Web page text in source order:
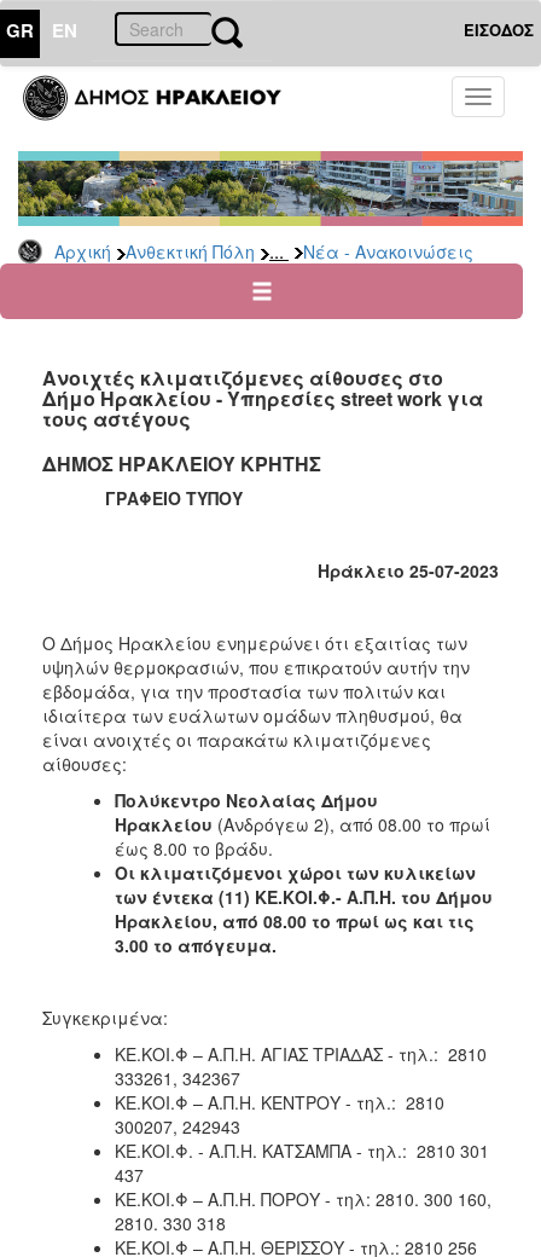
GR EN ΕΙΣΟΔΟΣ
Toggle
Αρχική Ανθεκτική Πόλη ... Νέα - Ανακοινώσεις
ΑΝΘΕΚΤΙΚΗ
ΠΟΛΗ
Κοινωνική
Πολιτική
Νέα
Ανακοινώσεις
για
Οικονομική
Αδυναμία
Φυσικές
Καταστροφές
Κέντρα
Δημιουργικής
Απασχόλησης
Παιδιών
(Κ.Δ.Α.Π.)
Κέντρα
Ημερήσιας
Φροντίδας
Ηλικιωμένων
(Κ.Η.Φ.Η.)
Κ.Δ.Α.Π.Α.μεΑ.
Αδειοδότηση
Βρεφονηπιακών
Σταθμών
Δημοτικό
Ιατρείο
Ξενώνας
Φιλοξενίας
Γυναικών
Κέντρο
Κοινότητας
Ανοιχτές κλιματιζόμενες αίθουσες στο
Δήμο Ηρακλείου - Υπηρεσίες street work για
τους αστέγους
ΔΗΜΟΣ ΗΡΑΚΛΕΙΟΥ ΚΡΗΤΗΣ
ΓΡΑΦΕΙΟ ΤΥΠΟΥ
Ηράκλειο 25-07-2023
Ο Δήμος Ηρακλείου ενημερώνει ότι εξαιτίας των
υψηλών θερμοκρασιών, που επικρατούν αυτήν την
εβδομάδα, για την προστασία των πολιτών και
ιδιαίτερα των ευάλωτων ομάδων πληθυσμού, θα
είναι ανοιχτές οι παρακάτω κλιματιζόμενες
αίθουσες:
Πολύκεντρο Νεολαίας Δήμου
Ηρακλείου (Ανδρόγεω 2), από 08.00 το πρωί
έως 8.00 το βράδυ.
Οι κλιματιζόμενοι χώροι των κυλικείων
των έντεκα (11) ΚΕ.ΚΟΙ.Φ.- Α.Π.Η. του Δήμου
Ηρακλείου, από 08.00 το πρωί ως και τις
3.00 το απόγευμα.
Συγκεκριμένα:
ΚΕ.ΚΟΙ.Φ – Α.Π.Η. ΑΓΙΑΣ ΤΡΙΑΔΑΣ - τηλ.: 2810
333261, 342367
ΚΕ.ΚΟΙ.Φ – Α.Π.Η. ΚΕΝΤΡΟΥ - τηλ.: 2810
300207, 242943
ΚΕ.ΚΟΙ.Φ. - Α.Π.Η. ΚΑΤΣΑΜΠΑ - τηλ.: 2810 301
437
ΚΕ.ΚΟΙ.Φ – Α.Π.Η. ΠΟΡΟΥ - τηλ: 2810. 300 160,
2810. 330 318
ΚΕ.ΚΟΙ.Φ – Α.Π.Η. ΘΕΡΙΣΣΟΥ - τηλ.: 2810 256